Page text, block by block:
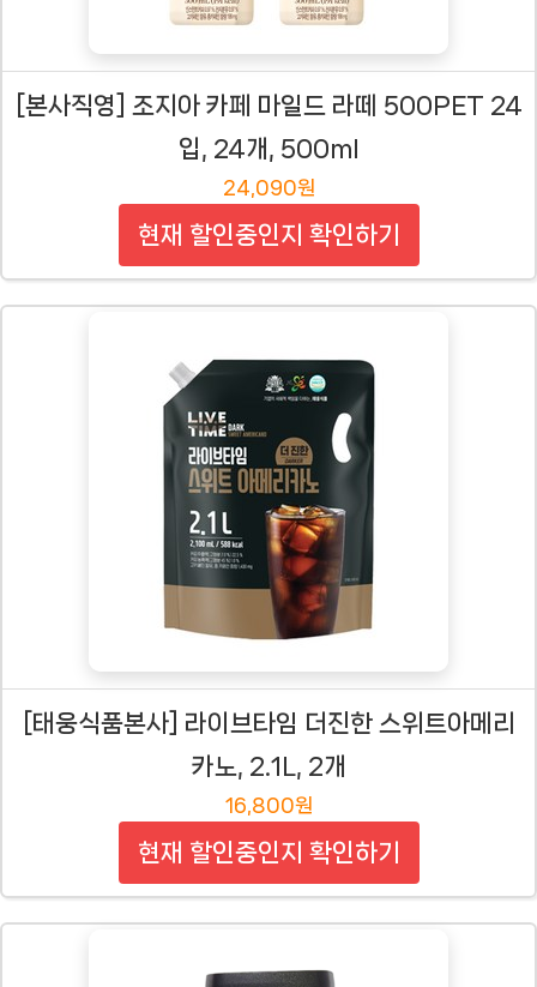
[본사직영] 조지아 카페 마일드 라떼 500PET 24
입, 24개, 500ml
24,090원
현재 할인중인지 확인하기
[태웅식품본사] 라이브타임 더진한 스위트아메리
카노, 2.1L, 2개
16,800원
현재 할인중인지 확인하기